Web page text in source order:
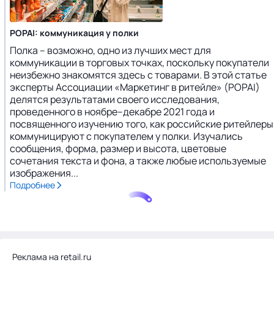
POPAI: коммуникация у полки
Полка – возможно, одно из лучших мест для
коммуникации в торговых точках, поскольку покупатели
неизбежно знакомятся здесь с товарами. В этой статье
эксперты Ассоциации «Маркетинг в ритейле» (POPAI)
делятся результатами своего исследования,
проведенного в ноябре–декабре 2021 года и
посвященного изучению того, как российские ритейлеры
коммуницируют с покупателем у полки. Изучались
сообщения, форма, размер и высота, цветовые
сочетания текста и фона, а также любые используемые
изображения...
Подробнее
Реклама на retail.ru